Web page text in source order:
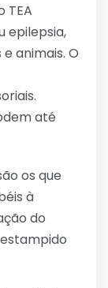
TEA
epilepsia,
animais. O
até
os que
à
do